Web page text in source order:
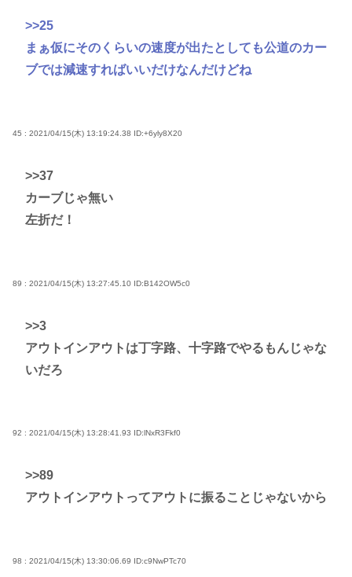
>>25
まぁ仮にそのくらいの速度が出たとしても公道のカー
ブでは減速すればいいだけなんだけどね
45 : 2021/04/15(木) 13:19:24.38 ID:+6yly8X20
>>37
カーブじゃ無い
左折だ！
89 : 2021/04/15(木) 13:27:45.10 ID:B142OW5c0
>>3
アウトインアウトは丁字路、十字路でやるもんじゃな
いだろ
92 : 2021/04/15(木) 13:28:41.93 ID:lNxR3Fkf0
>>89
アウトインアウトってアウトに振ることじゃないから
98 : 2021/04/15(木) 13:30:06.69 ID:c9NwPTc70